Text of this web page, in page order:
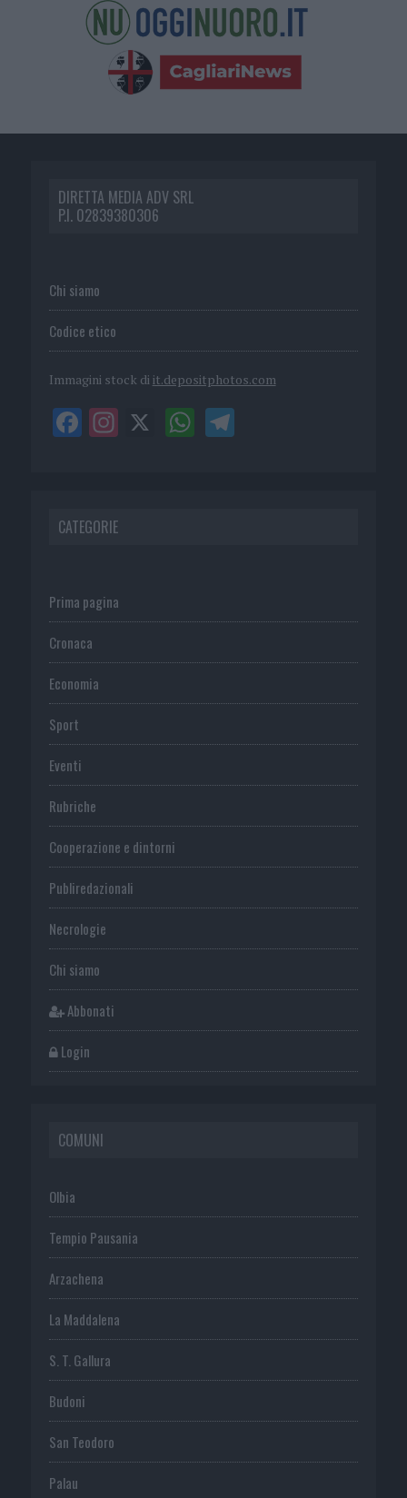
DIRETTA MEDIA ADV SRL
P.I. 02839380306
Chi siamo
Codice etico
Immagini stock di it.depositphotos.com
CATEGORIE
Prima pagina
Cronaca
Economia
Sport
Eventi
Rubriche
Cooperazione e dintorni
Publiredazionali
Necrologie
Chi siamo
Abbonati
Login
COMUNI
Olbia
Tempio Pausania
Arzachena
La Maddalena
S. T. Gallura
Budoni
San Teodoro
Palau